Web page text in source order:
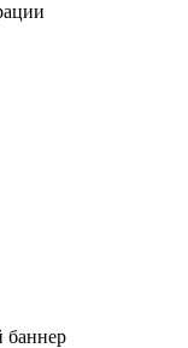
баннер